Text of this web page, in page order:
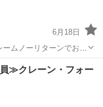
6月18日
ムノーリターンでお願
SAVOY
≫クレーン・フォー